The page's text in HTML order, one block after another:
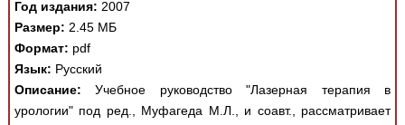
Год издания: 2007
Размер: 2.45 МБ
Формат: pdf
Язык: Русский
Описание: Учебное руководство "Лазерная терапия в
урологии" под ред., Муфагеда М.Л., и соавт., рассматривает